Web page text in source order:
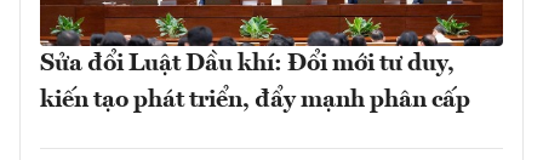
Sửa đổi Luật Dầu khí: Đổi mới tư duy,
kiến tạo phát triển, đẩy mạnh phân cấp